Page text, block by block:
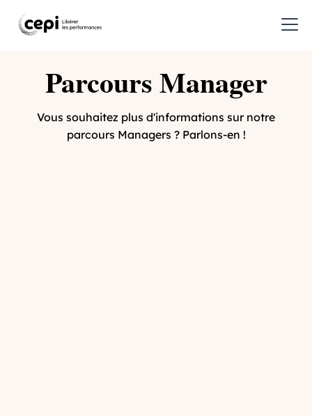
Parcours Manager
Vous souhaitez plus d'informations sur notre
parcours Managers ? Parlons-en !